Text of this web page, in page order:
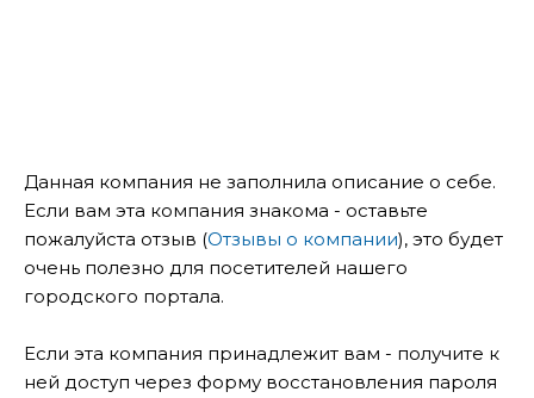
Данная компания не заполнила описание о себе.
Если вам эта компания знакома - оставьте
пожалуйста отзыв (Отзывы о компании), это будет
очень полезно для посетителей нашего
городского портала.
Если эта компания принадлежит вам - получите к
ней доступ через форму восстановления пароля